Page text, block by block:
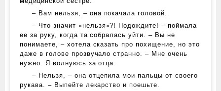
– Вам нельзя, – она покачала головой.
– Что значит «нельзя»?! Подождите! – поймала
ее за руку, когда та собралась уйти. – Вы не
понимаете, – хотела сказать про похищение, но это
даже в голове прозвучало странно. – Мне очень
нужно. Я волнуюсь за отца.
– Нельзя, – она отцепила мои пальцы от своего
рукава. – Выпейте лекарство и поешьте.